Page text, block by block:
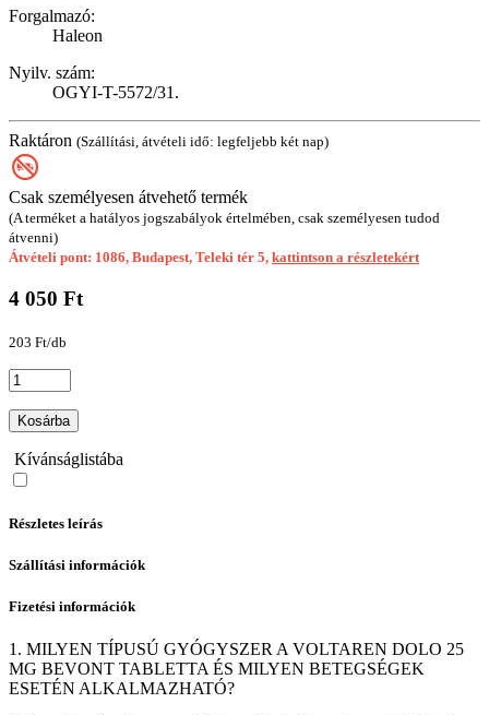
Forgalmazó:
Haleon
Nyilv. szám:
OGYI-T-5572/31.
Raktáron (Szállítási, átvételi idő: legfeljebb két nap)
Csak személyesen átvehető termék
(A terméket a hatályos jogszabályok értelmében, csak személyesen tudod
átvenni)
Átvételi pont: 1086, Budapest, Teleki tér 5, kattintson a részletekért
4 050 Ft
203 Ft/db
Kosárba
Kívánságlistába
Részletes leírás
Szállítási információk
Fizetési információk
1. MILYEN TÍPUSÚ GYÓGYSZER A VOLTAREN DOLO 25
MG BEVONT TABLETTA ÉS MILYEN BETEGSÉGEK
ESETÉN ALKALMAZHATÓ?